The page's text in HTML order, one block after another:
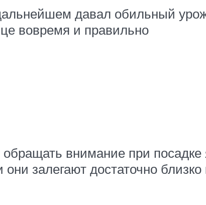
давал обильный
вовремя и правильно
внимание при
залегают достаточно